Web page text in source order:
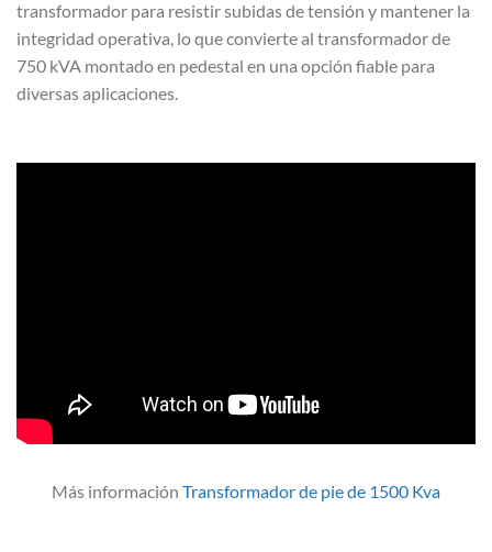
transformador para resistir subidas de tensión y mantener la
integridad operativa, lo que convierte al transformador de
750 kVA montado en pedestal en una opción fiable para
diversas aplicaciones.
Más información Transformador de pie de 1500 Kva